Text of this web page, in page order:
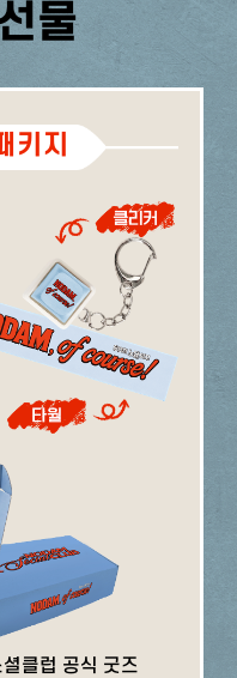
물
키지
클럽 공식 굿즈